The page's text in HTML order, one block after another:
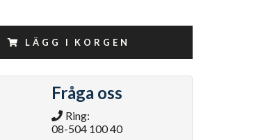
LÄGG I KORGEN
Fråga oss
Ring:
08-504 100 40